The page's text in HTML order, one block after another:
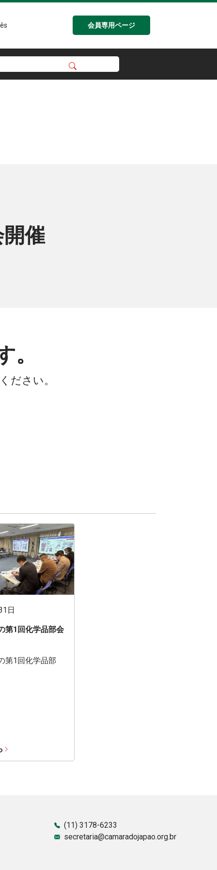
会員専用ページ
開催
ださい。
日
第1回化学品部会
第1回化学品部
(11) 3178-6233
secretaria@camaradojapao.org.br